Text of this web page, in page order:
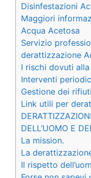
Disinfestazioni
Maggiori
Acqua Acetosa
Servizio
derattizzazione
I rischi dovuti
Interventi
Gestione dei
Link utili per
DELL’UOMO E
La mission.
La
Il rispetto